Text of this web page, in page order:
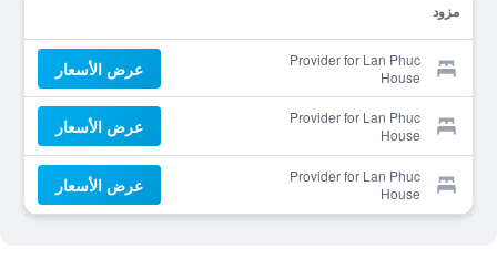
مزود
Provider for Lan Phuc
House
عرض الأسعار
Provider for Lan Phuc
House
عرض الأسعار
Provider for Lan Phuc
House
عرض الأسعار